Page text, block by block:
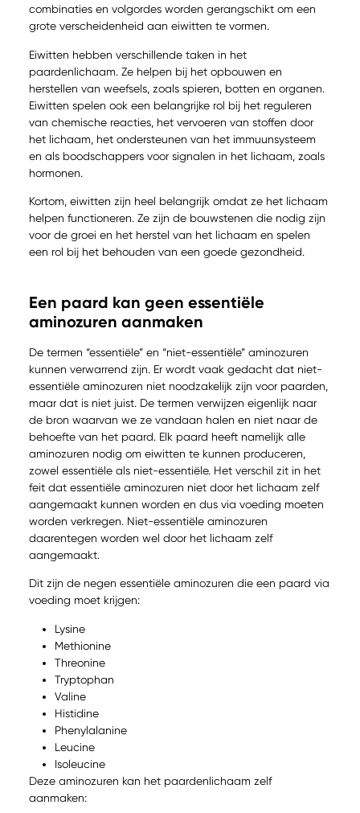
combinaties en volgordes worden gerangschikt om een
grote verscheidenheid aan eiwitten te vormen.
Eiwitten hebben verschillende taken in het
paardenlichaam. Ze helpen bij het opbouwen en
herstellen van weefsels, zoals spieren, botten en organen.
Eiwitten spelen ook een belangrijke rol bij het reguleren
van chemische reacties, het vervoeren van stoffen door
het lichaam, het ondersteunen van het immuunsysteem
en als boodschappers voor signalen in het lichaam, zoals
hormonen.
Kortom, eiwitten zijn heel belangrijk omdat ze het lichaam
helpen functioneren. Ze zijn de bouwstenen die nodig zijn
voor de groei en het herstel van het lichaam en spelen
een rol bij het behouden van een goede gezondheid.
Een paard kan geen essentiële
aminozuren aanmaken
De termen “essentiële” en “niet-essentiële” aminozuren
kunnen verwarrend zijn. Er wordt vaak gedacht dat niet-
essentiële aminozuren niet noodzakelijk zijn voor paarden,
maar dat is niet juist. De termen verwijzen eigenlijk naar
de bron waarvan we ze vandaan halen en niet naar de
behoefte van het paard. Elk paard heeft namelijk alle
aminozuren nodig om eiwitten te kunnen produceren,
zowel essentiële als niet-essentiële. Het verschil zit in het
feit dat essentiële aminozuren niet door het lichaam zelf
aangemaakt kunnen worden en dus via voeding moeten
worden verkregen. Niet-essentiële aminozuren
daarentegen worden wel door het lichaam zelf
aangemaakt.
Dit zijn de negen essentiële aminozuren die een paard via
voeding moet krijgen:
Lysine
Methionine
Threonine
Tryptophan
Valine
Histidine
Phenylalanine
Leucine
Isoleucine
Deze aminozuren kan het paardenlichaam zelf
aanmaken: